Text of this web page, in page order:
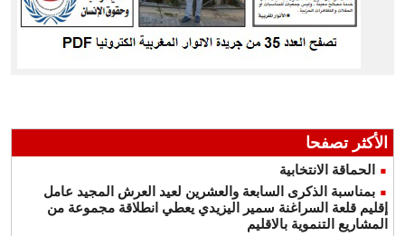
الأكثر تصفحا
الحماقة الانتخابية
بمناسبة الذكرى السابعة والعشرين لعيد العرش المجيد عامل
إقليم قلعة السراغنة سمير اليزيدي يعطي انطلاقة مجموعة من
المشاريع التنموية بالاقليم